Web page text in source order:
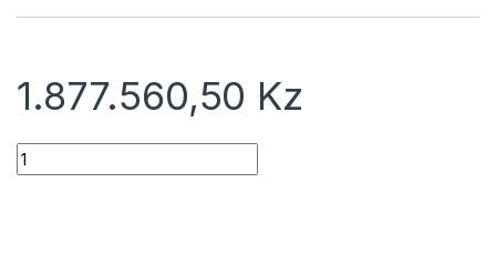
1.877.560,50 Kz
Quantidade